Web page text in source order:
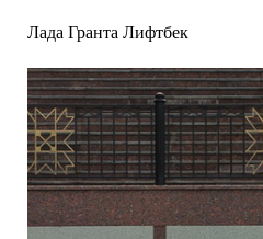
Лада Гранта Лифтбек